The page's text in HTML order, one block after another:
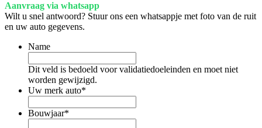
Aanvraag via whatsapp
Wilt u snel antwoord? Stuur ons een whatsappje met foto van de ruit
en uw auto gegevens.
Name
Dit veld is bedoeld voor validatiedoeleinden en moet niet
worden gewijzigd.
Uw merk auto*
Bouwjaar*